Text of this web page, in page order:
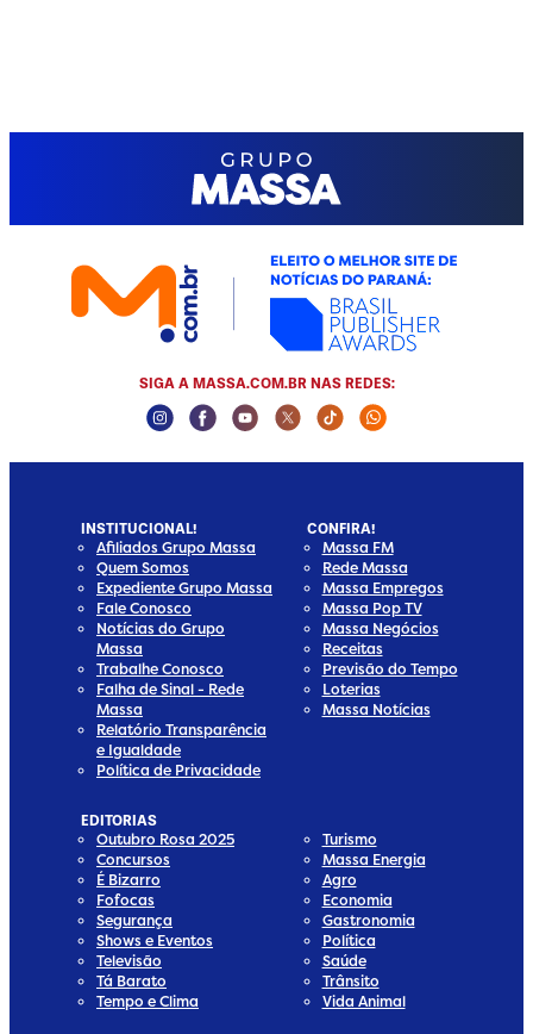
SIGA A MASSA.COM.BR NAS REDES:
Instagram Social Media
Facebook Social Media
Youtube Social Media
Twitter Social Media
Tiktok Social Media
Whatsapp
INSTITUCIONAL!
Afiliados Grupo Massa
Quem Somos
Expediente Grupo Massa
Fale Conosco
Notícias do Grupo
Massa
Trabalhe Conosco
Falha de Sinal - Rede
Massa
Relatório Transparência
e Igualdade
Política de Privacidade
CONFIRA!
Massa FM
Rede Massa
Massa Empregos
Massa Pop TV
Massa Negócios
Receitas
Previsão do Tempo
Loterias
Massa Notícias
EDITORIAS
Outubro Rosa 2025
Concursos
É Bizarro
Fofocas
Segurança
Shows e Eventos
Televisão
Tá Barato
Tempo e Clima
Turismo
Massa Energia
Agro
Economia
Gastronomia
Política
Saúde
Trânsito
Vida Animal